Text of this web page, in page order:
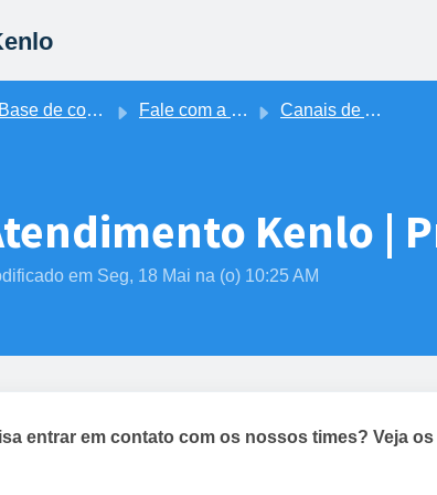
Base de conhecimento Fale com a Kenlo Canais de Atendimento
Kenlo |
em Seg, 18 Mai na (o) 10:25 AM
entrar em contato com os nossos times? Veja